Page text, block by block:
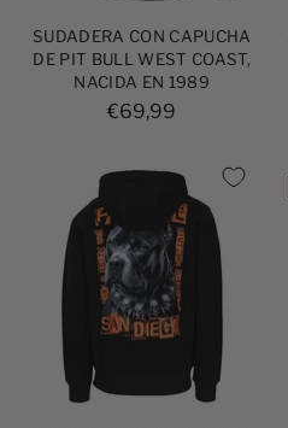
SUDADERA CON CAPUCHA
DE PIT BULL WEST COAST,
NACIDA EN 1989
€69,99